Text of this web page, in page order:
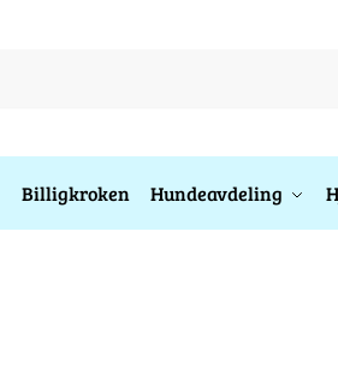
Billigkroken Hundeavdeling